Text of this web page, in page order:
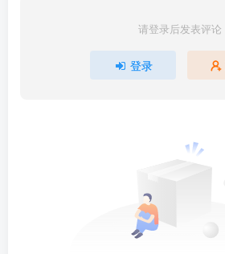
请登录后发表评论
登录